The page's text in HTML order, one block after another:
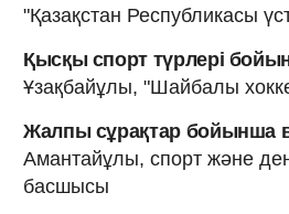
"Қазақстан Республикасы
Қысқы спорт түрлері
Ұзақбайұлы, "Шайбалы
Жалпы сұрақтар бойынша
Амантайұлы, спорт және
басшысы